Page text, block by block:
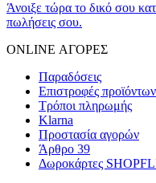
Άνοιξε τώρα το δικό σου
πωλήσεις σου.
ONLINE ΑΓΟΡΕΣ
Παραδόσεις
Επιστροφές προϊόντων
Τρόποι πληρωμής
Klarna
Προστασία αγορών
Άρθρο 39
Δωροκάρτες